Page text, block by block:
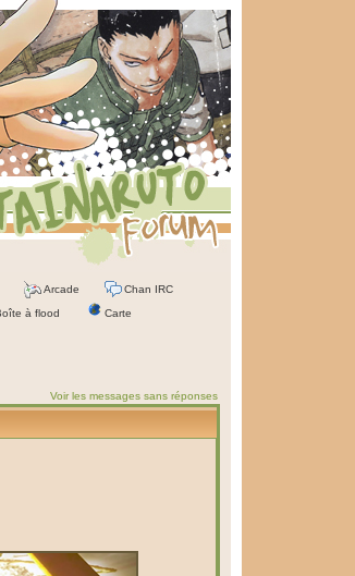
Arcade Chan IRC
à flood Carte
Voir les messages sans réponses